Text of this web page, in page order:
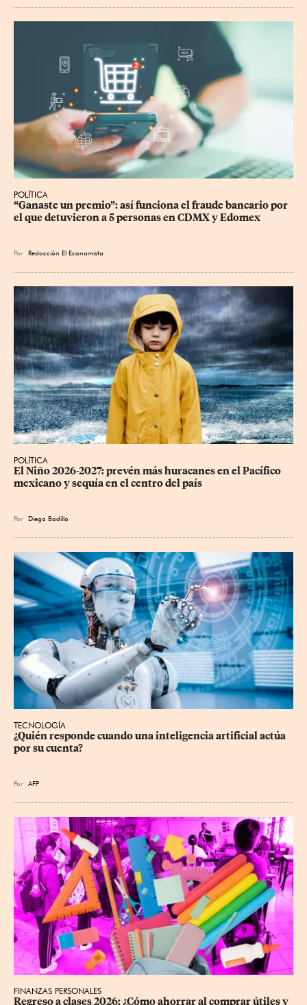
POLÍTICA
“Ganaste un premio”: así funciona el fraude bancario por
el que detuvieron a 5 personas en CDMX y Edomex
Por Redacción El Economista
POLÍTICA
El Niño 2026-2027: prevén más huracanes en el Pacífico
mexicano y sequía en el centro del país
Por Diego Badillo
TECNOLOGÍA
¿Quién responde cuando una inteligencia artificial actúa
por su cuenta?
Por AFP
FINANZAS PERSONALES
Regreso a clases 2026: ¿Cómo ahorrar al comprar útiles y